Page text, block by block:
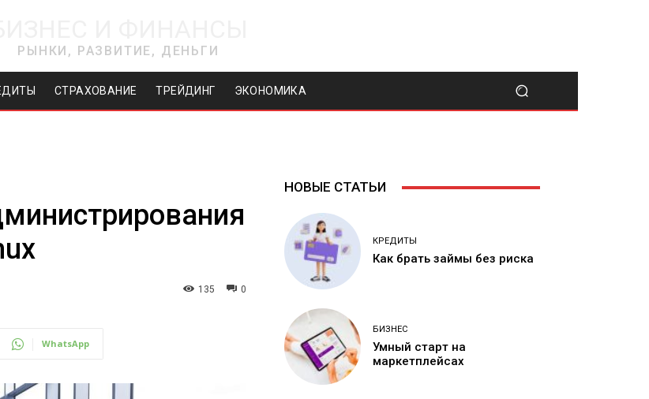
РЫНКИ, РАЗВИТИЕ, ДЕНЬГИ
СТРАХОВАНИЕ ТРЕЙДИНГ ЭКОНОМИКА
0
135
WhatsApp
НОВЫЕ СТАТЬИ
КРЕДИТЫ
Как брать займы без риска
БИЗНЕС
Умный старт на
маркетплейсах